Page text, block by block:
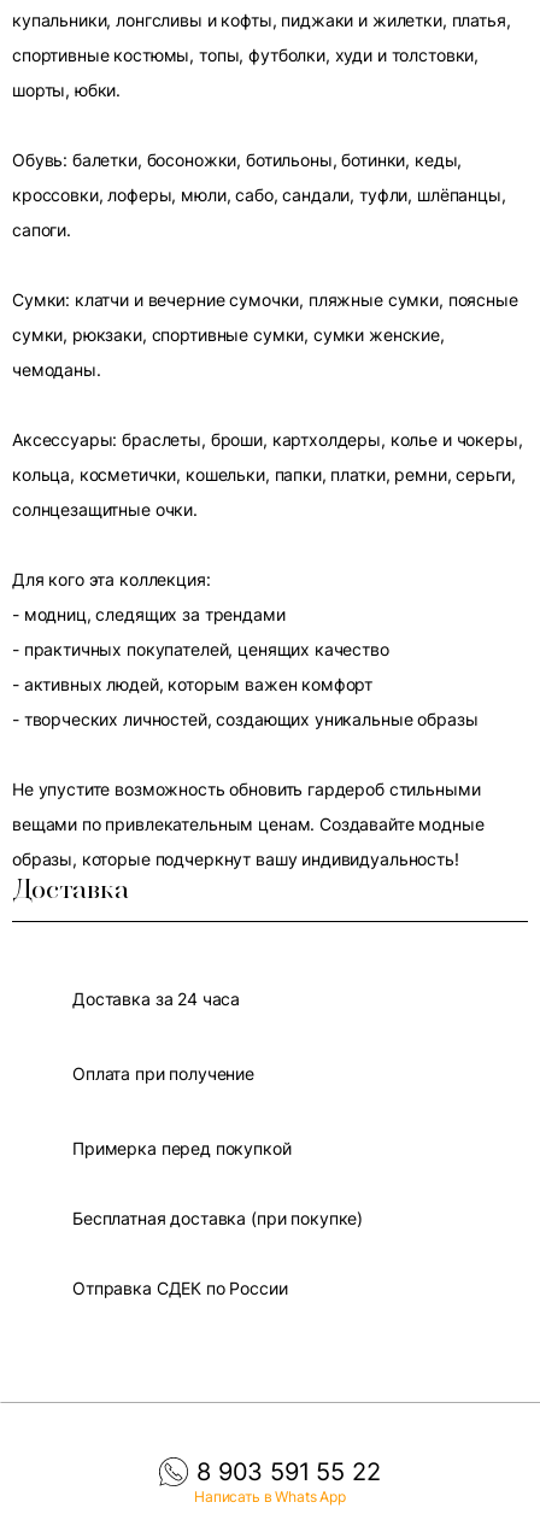
купальники, лонгсливы и кофты, пиджаки и жилетки, платья,
спортивные костюмы, топы, футболки, худи и толстовки,
шорты, юбки.
Обувь: балетки, босоножки, ботильоны, ботинки, кеды,
кроссовки, лоферы, мюли, сабо, сандали, туфли, шлёпанцы,
сапоги.
Сумки: клатчи и вечерние сумочки, пляжные сумки, поясные
сумки, рюкзаки, спортивные сумки, сумки женские,
чемоданы.
Аксессуары: браслеты, броши, картхолдеры, колье и чокеры,
кольца, косметички, кошельки, папки, платки, ремни, серьги,
солнцезащитные очки.
Для кого эта коллекция:
- модниц, следящих за трендами
- практичных покупателей, ценящих качество
- активных людей, которым важен комфорт
- творческих личностей, создающих уникальные образы
Не упустите возможность обновить гардероб стильными
вещами по привлекательным ценам. Создавайте модные
образы, которые подчеркнут вашу индивидуальность!
Доставка
Доставка за 24 часа
Оплата при получение
Примерка перед покупкой
Бесплатная доставка (при покупке)
Отправка СДЕК по России
8 903 591 55 22
Написать в Whats App